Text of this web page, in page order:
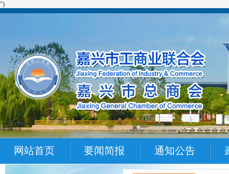
")
网站首页 要闻简报 通知公告